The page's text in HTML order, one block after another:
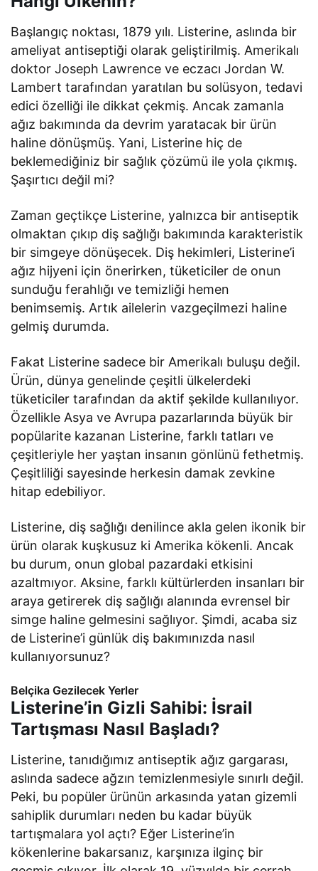
Başlangıç noktası, 1879 yılı. Listerine, aslında bir
ameliyat antiseptiği olarak geliştirilmiş. Amerikalı
doktor Joseph Lawrence ve eczacı Jordan W.
Lambert tarafından yaratılan bu solüsyon, tedavi
edici özelliği ile dikkat çekmiş. Ancak zamanla
ağız bakımında da devrim yaratacak bir ürün
haline dönüşmüş. Yani, Listerine hiç de
beklemediğiniz bir sağlık çözümü ile yola çıkmış.
Şaşırtıcı değil mi?
Zaman geçtikçe Listerine, yalnızca bir antiseptik
olmaktan çıkıp diş sağlığı bakımında karakteristik
bir simgeye dönüşecek. Diş hekimleri, Listerine’i
ağız hijyeni için önerirken, tüketiciler de onun
sunduğu ferahlığı ve temizliği hemen
benimsemiş. Artık ailelerin vazgeçilmezi haline
gelmiş durumda.
Fakat Listerine sadece bir Amerikalı buluşu değil.
Ürün, dünya genelinde çeşitli ülkelerdeki
tüketiciler tarafından da aktif şekilde kullanılıyor.
Özellikle Asya ve Avrupa pazarlarında büyük bir
popülarite kazanan Listerine, farklı tatları ve
çeşitleriyle her yaştan insanın gönlünü fethetmiş.
Çeşitliliği sayesinde herkesin damak zevkine
hitap edebiliyor.
Listerine, diş sağlığı denilince akla gelen ikonik bir
ürün olarak kuşkusuz ki Amerika kökenli. Ancak
bu durum, onun global pazardaki etkisini
azaltmıyor. Aksine, farklı kültürlerden insanları bir
araya getirerek diş sağlığı alanında evrensel bir
simge haline gelmesini sağlıyor. Şimdi, acaba siz
de Listerine’i günlük diş bakımınızda nasıl
kullanıyorsunuz?
Belçika Gezilecek Yerler
Listerine’in Gizli Sahibi: İsrail
Tartışması Nasıl Başladı?
Listerine, tanıdığımız antiseptik ağız gargarası,
aslında sadece ağzın temizlenmesiyle sınırlı değil.
Peki, bu popüler ürünün arkasında yatan gizemli
sahiplik durumları neden bu kadar büyük
tartışmalara yol açtı? Eğer Listerine’in
kökenlerine bakarsanız, karşınıza ilginç bir